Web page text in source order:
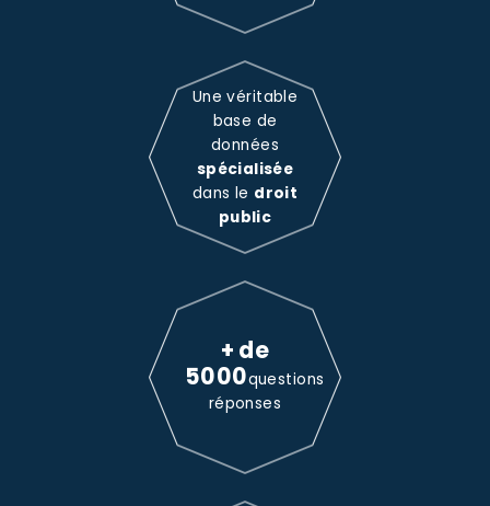
Une véritable
base de
données
spécialisée
dans le droit
public
+ de
5000questions
réponses